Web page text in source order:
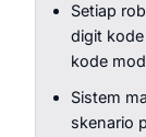
Setiap
digit
kode
Sistem
skenario